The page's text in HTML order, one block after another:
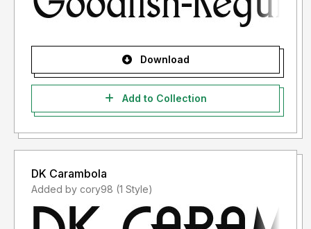
- Lisensi font setelah penggunaan silahkan gunakan sesuai
Informasi tentang Lisensi apa yang akan anda perlukan,
Terima kasih.
Download
Add to Collection
DK Carambola
Added by cory98 (1 Style)